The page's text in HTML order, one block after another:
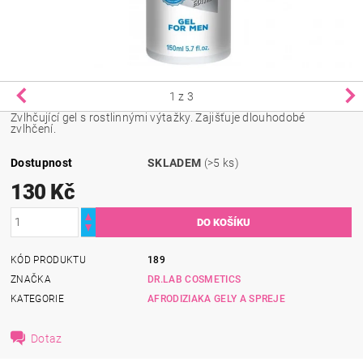
1 z 3
Zvlhčující gel s rostlinnými výtažky. Zajišťuje dlouhodobé
zvlhčení.
Dostupnost SKLADEM (>5 ks)
130 Kč
KÓD PRODUKTU
189
ZNAČKA
DR.LAB COSMETICS
KATEGORIE
AFRODIZIAKA GELY A SPREJE
Dotaz